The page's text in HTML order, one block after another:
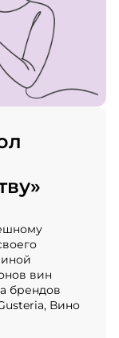
вин
брендов
Вино